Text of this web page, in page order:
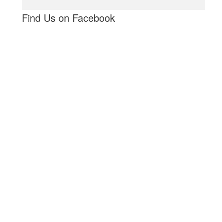
Find Us on Facebook